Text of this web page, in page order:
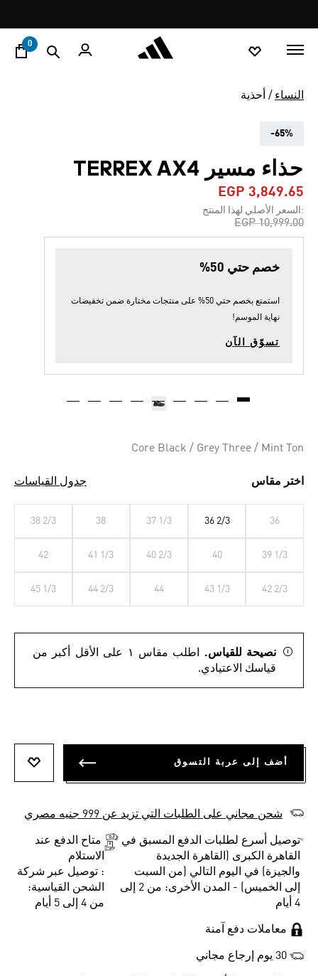
promotion
rotation
0
النساء أحذية
-65%
حذاء مسير TERREX AX4
EGP 3,849.65
:السعر الأصلي لهذا المنتج
Price reduced from
EGP 10,999.00
to
خصم حتي 50%
استمتع بخصم حتي 50% على منتجات مختارة ضمن
تخفيضات
نهاية الموسم!
تسوّق الآن
Core Black / Grey Three / Mint Ton
اختر مقاس جدول القياسات
36
36 2/3
37 1/3
38
38 2/3
39 1/3
40
40 2/3
41 1/3
42
42 2/3
43 1/3
44
44 2/3
45 1/3
نصيحة للقياس.
اطلب مقاس ١ على الأقل أكبر من
قياسك الاعتيادي.
أضف إلى عربة التسوق
شحن مجاني على الطلبات التي تزيد عن 999 جنيه مصري
توصيل أسرع لطلبات الدفع المسبق في
القاهرة الكبرى (القاهرة الجديدة
والجيزة) في اليوم التالي (من السبت
إلى الخميس) - المدن الأخرى: من 2 إلى
4 أيام
متاح الدفع عند
الاستلام
: توصيل عبر شركة
الشحن القياسية:
من 4 إلى 5 أيام
معاملات دفع آمنة